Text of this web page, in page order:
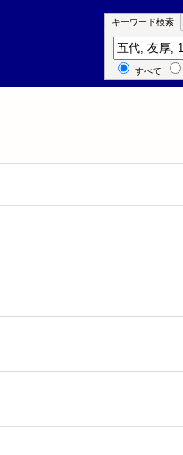
キーワード検索
キーワード
すべて